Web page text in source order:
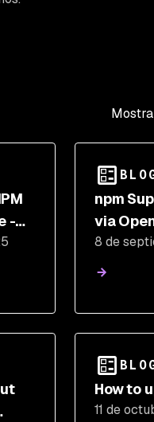
-
npm
via
8 de
How to
11 de